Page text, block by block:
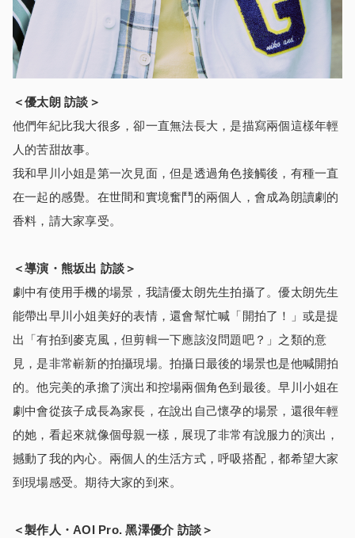
＜優太朗 訪談＞
他們年紀比我大很多，卻一直無法長大，是描寫兩個這樣年輕
人的苦甜故事。
我和早川小姐是第一次見面，但是透過角色接觸後，有種一直
在一起的感覺。在世間和實境奮鬥的兩個人，會成為朗讀劇的
香料，請大家享受。
＜導演・熊坂出 訪談＞
劇中有使用手機的場景，我請優太朗先生拍攝了。優太朗先生
能帶出早川小姐美好的表情，還會幫忙喊「開拍了！」或是提
出「有拍到麥克風，但剪輯一下應該沒問題吧？」之類的意
見，是非常嶄新的拍攝現場。拍攝日最後的場景也是他喊開拍
的。他完美的承擔了演出和控場兩個角色到最後。早川小姐在
劇中會從孩子成長為家長，在說出自己懷孕的場景，還很年輕
的她，看起來就像個母親一樣，展現了非常有說服力的演出，
撼動了我的內心。兩個人的生活方式，呼吸搭配，都希望大家
到現場感受。期待大家的到來。
＜製作人・AOI Pro. 黑澤優介 訪談＞